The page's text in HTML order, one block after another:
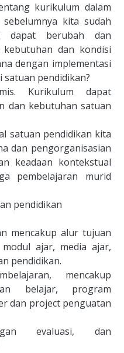
kurikulum dalam
kita sudah
dapat berubah dan
kebutuhan dan kondisi
dengan implementasi
pendidikan?
Kurikulum dapat
dan kebutuhan satuan
satuan pendidikan kita
dan pengorganisasian
keadaan kontekstual
pembelajaran murid
pendidikan
mencakup alur tujuan
modul ajar, media ajar,
pendidikan.
mencakup
belajar, program
dan project penguatan
evaluasi, dan